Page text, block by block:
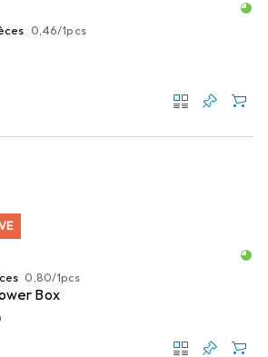
EUR
0,46/1pcs
EUR
0,80/1pcs
Box